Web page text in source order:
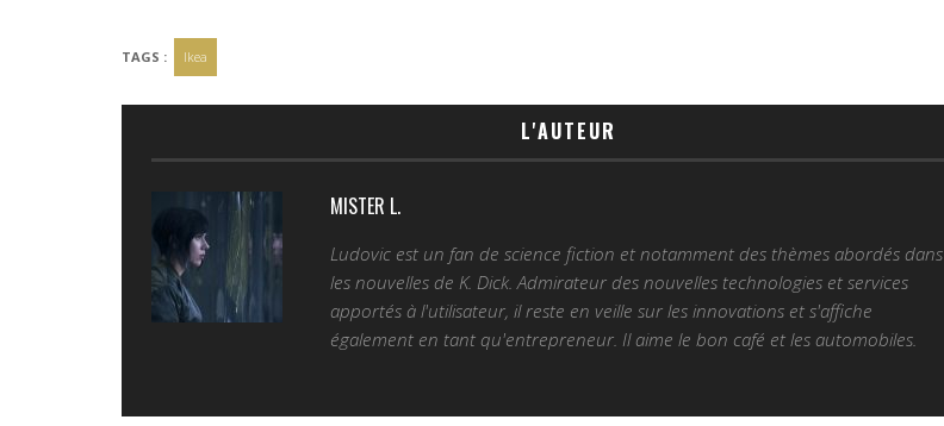
TAGS : Ikea
L'AUTEUR
MISTER L.
Ludovic est un fan de science fiction et notamment des thèmes abordés dans
les nouvelles de K. Dick. Admirateur des nouvelles technologies et services
apportés à l'utilisateur, il reste en veille sur les innovations et s'affiche
également en tant qu'entrepreneur. Il aime le bon café et les automobiles.